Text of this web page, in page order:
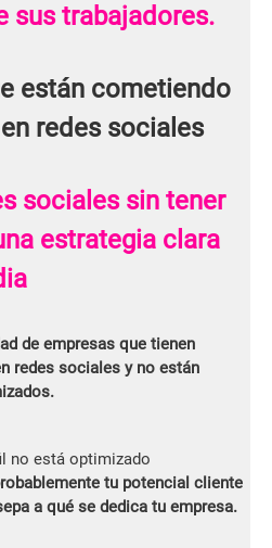
sus trabajadores.
están cometiendo
redes sociales
sociales sin tener
estrategia clara
de empresas que tienen
redes sociales y no están
no está optimizado
tu potencial cliente
a qué se dedica tu empresa.